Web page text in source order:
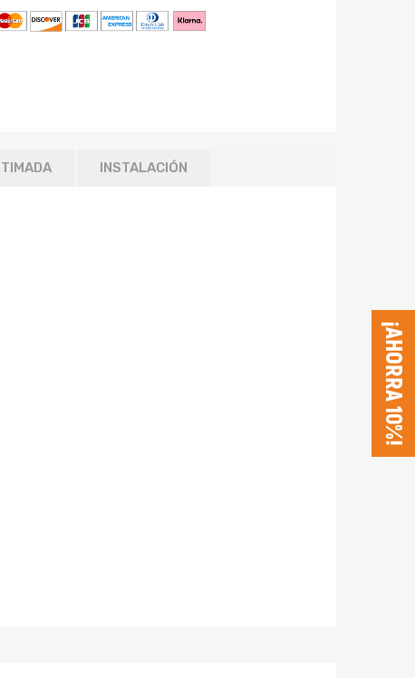
INSTALACIÓN
¡AHORRA 10%!